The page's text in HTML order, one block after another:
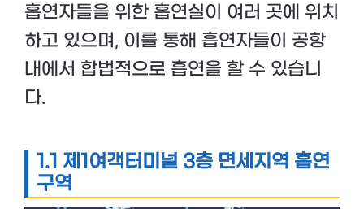
흡연자들을 위한 흡연실이 여러 곳에 위치
하고 있으며, 이를 통해 흡연자들이 공항
내에서 합법적으로 흡연을 할 수 있습니
다.
1.1 제1여객터미널 3층 면세지역 흡연
구역